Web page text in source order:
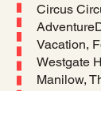
​Circus
Vacation,
Westgate
Manilow,